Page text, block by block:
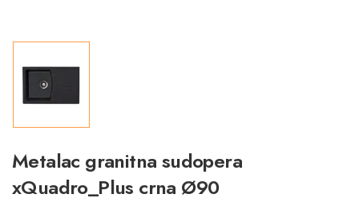
Metalac granitna sudopera
xQuadro_Plus crna Ø90